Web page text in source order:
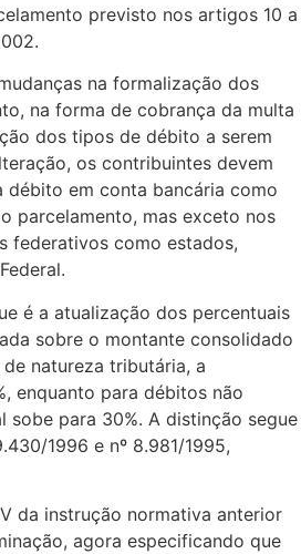
previsto nos artigos 10 a
na formalização dos
na forma de cobrança da multa
dos tipos de débito a serem
os contribuintes devem
débito em conta bancária como
parcelamento, mas exceto nos
federativos como estados,
é a atualização dos percentuais
sobre o montante consolidado
natureza tributária, a
enquanto para débitos não
sobe para 30%. A distinção segue
1996 e nº 8.981/1995,
da instrução normativa anterior
agora especificando que